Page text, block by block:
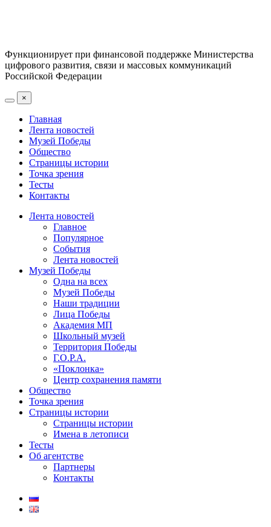
Функционирует при финансовой поддержке Министерства
цифрового развития, связи и массовых коммуникаций
Российской Федерации
×
Главная
Лента новостей
Музей Победы
Общество
Страницы истории
Точка зрения
Тесты
Контакты
Лента новостей
Главное
Популярное
События
Лента новостей
Музей Победы
Одна на всех
Музей Победы
Наши традиции
Лица Победы
Академия МП
Школьный музей
Территория Победы
Г.О.Р.А.
«Поклонка»
Центр сохранения памяти
Общество
Точка зрения
Страницы истории
Страницы истории
Имена в летописи
Тесты
Об агентстве
Партнеры
Контакты